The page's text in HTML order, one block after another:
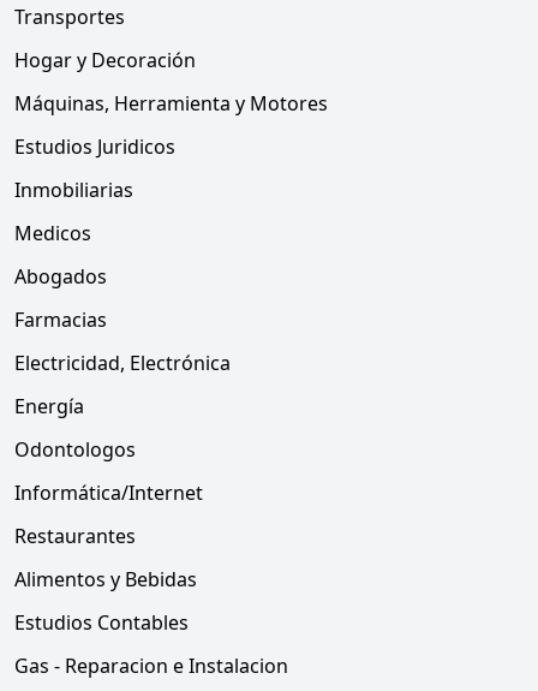
Transportes
Hogar y Decoración
Máquinas, Herramienta y Motores
Estudios Juridicos
Inmobiliarias
Medicos
Abogados
Farmacias
Electricidad, Electrónica
Energía
Odontologos
Informática/Internet
Restaurantes
Alimentos y Bebidas
Estudios Contables
Gas - Reparacion e Instalacion